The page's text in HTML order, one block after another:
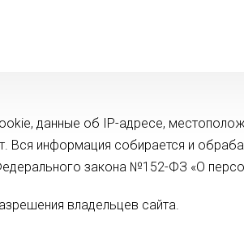
данные об IP-адресе,
Вся информация собирается и
закона №152-ФЗ «О
владельцев сайта.